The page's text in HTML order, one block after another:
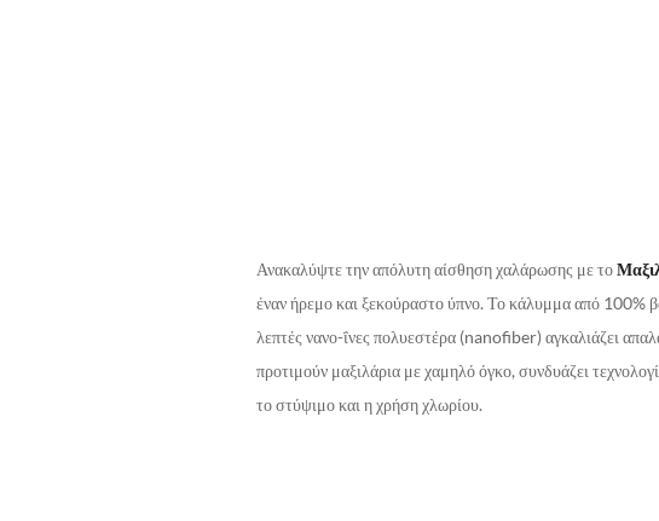
Ανακαλύψτε την απόλυτη αίσθηση χαλάρωσης με το
έναν ήρεμο και ξεκούραστο ύπνο. Το κάλυμμα από
λεπτές νανο-ΐνες πολυεστέρα (nanofiber) αγκαλιάζει
προτιμούν μαξιλάρια με χαμηλό όγκο, συνδυάζει
το στύψιμο και η χρήση χλωρίου.